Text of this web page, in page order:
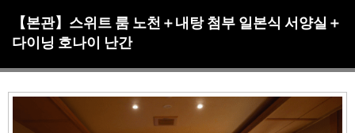
【본관】스위트 룸 노천＋내탕 첨부 일본식 서양실＋
다이닝 호나이 난간